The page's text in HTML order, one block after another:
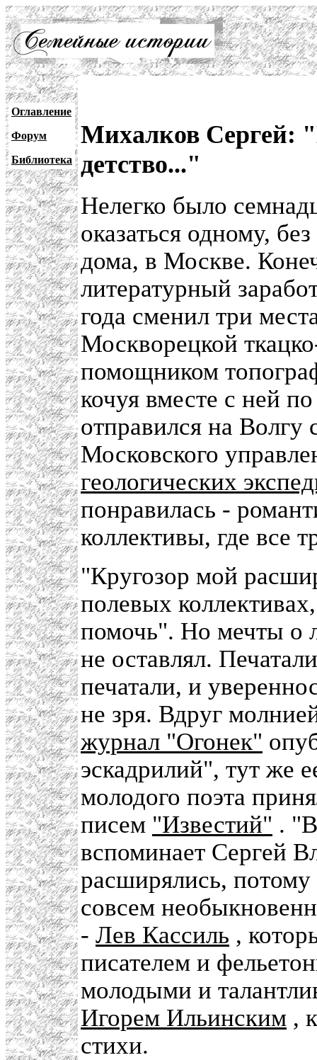
Оглавление
Форум
Библиотека
Михалков Сергей:
детство..."
Нелегко было
оказаться одному,
дома, в Москве.
литературный
года сменил три
Москворецкой
помощником
кочуя вместе с ней
отправился на Волгу
Московского
геологических
понравилась -
коллективы, где все
"Кругозор мой
полевых
помочь". Но мечты о
не оставлял.
печатали, и
не зря. Вдруг
журнал "Огонек"
эскадрилий", тут же
молодого поэта
писем "Известий" .
вспоминает Сергей
расширялись, потому
совсем
- Лев Кассиль ,
писателем и
молодыми и
Игорем Ильинским ,
стихи.